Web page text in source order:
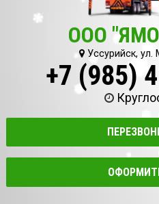
ООО
Уссурийск, ул.
+7 (985)